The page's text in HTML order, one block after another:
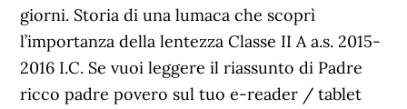
giorni. Storia di una lumaca che scoprì
l’importanza della lentezza Classe II A a.s. 2015-
2016 I.C. Se vuoi leggere il riassunto di Padre
ricco padre povero sul tuo e-reader / tablet